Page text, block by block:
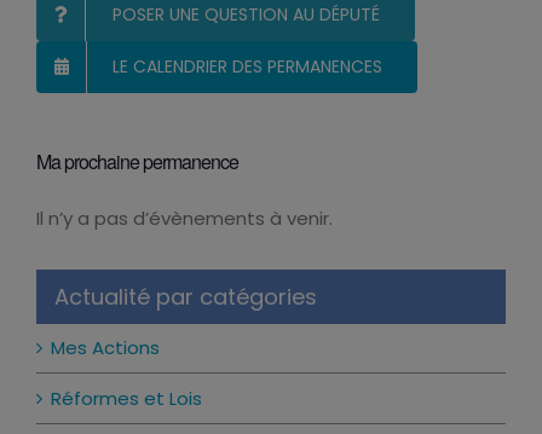
POSER UNE QUESTION AU DÉPUTÉ
LE CALENDRIER DES PERMANENCES
Ma prochaine permanence
Notice
Il n’y a pas d’évènements à venir.
Actualité par catégories
Mes Actions
Réformes et Lois